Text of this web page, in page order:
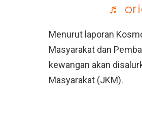
♬
Menurut laporan
Masyarakat dan
kewangan akan
Masyarakat (JKM).